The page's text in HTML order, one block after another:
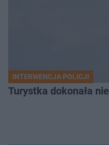
INTERWENCJA POLICJI
Turystka dokonała